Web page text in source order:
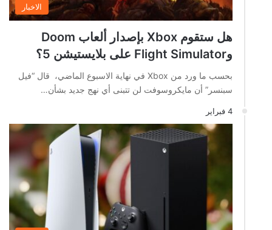
الاخبار
هل ستقوم Xbox بإصدار ألعاب Doom
وFlight Simulator على بلايستيشن 5؟
بحسب ما ورد من Xbox في نهاية الاسبوع الماضي، قال “فيل
سبنسر” أن مايكروسوفت لن تتبنى أي نهج جديد بشأن…
4 فبراير